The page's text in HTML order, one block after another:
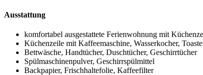
Ausstattung
komfortabel ausgestattete Ferienwohnung mit
Küchenzeile mit Kaffeemaschine, Wasserkocher,
Bettwäsche, Handtücher, Duschtücher, Geschirrtücher
Spülmaschinenpulver, Geschirrspülmittel
Backpapier, Frischhaltefolie, Kaffeefilter